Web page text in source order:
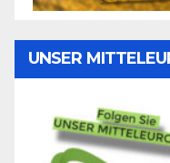
UNSER